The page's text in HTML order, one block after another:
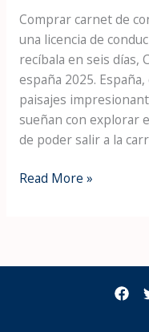
Comprar carnet de
una licencia de
recíbala en seis días,
españa 2025.
paisajes
sueñan con explorar
de poder salir a la
españa
2025
Read More »